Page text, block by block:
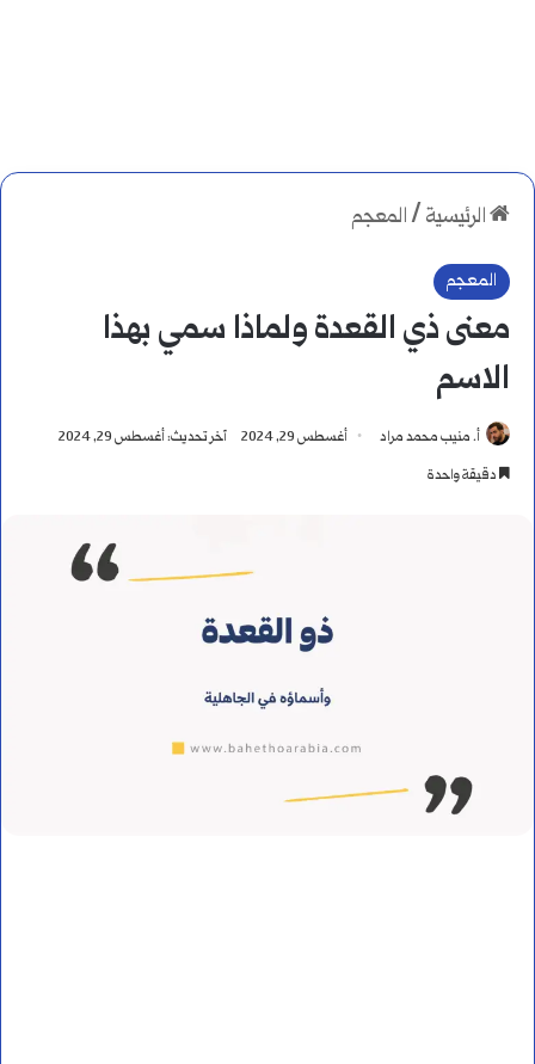
الرئيسية /المعجم
المعجم
معنى ذي القعدة ولماذا سمي بهذا
الاسم
أ. منيب محمد مراد أغسطس 29, 2024
آخر تحديث: أغسطس 29, 2024
دقيقة واحدة